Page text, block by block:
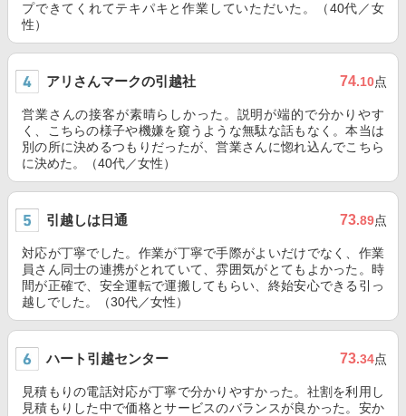
プできてくれてテキパキと作業していただいた。（40代／女
性）
アリさんマークの引越社 74.10点
営業さんの接客が素晴らしかった。説明が端的で分かりやす
く、こちらの様子や機嫌を窺うような無駄な話もなく。本当は
別の所に決めるつもりだったが、営業さんに惚れ込んでこちら
に決めた。（40代／女性）
引越しは日通 73.89点
対応が丁寧でした。作業が丁寧で手際がよいだけでなく、作業
員さん同士の連携がとれていて、雰囲気がとてもよかった。時
間が正確で、安全運転で運搬してもらい、終始安心できる引っ
越しでした。（30代／女性）
ハート引越センター 73.34点
見積もりの電話対応が丁寧で分かりやすかった。社割を利用し
見積もりした中で価格とサービスのバランスが良かった。安か